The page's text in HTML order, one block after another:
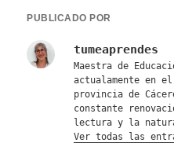
PUBLICADO POR
tumeaprendes
Maestra de
actualamente en
provincia de
constante
lectura y la
Ver todas las